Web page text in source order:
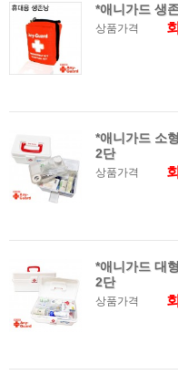
*애니가드 생
상품가격
*애니가드 소
2단
상품가격
*애니가드 대
2단
상품가격